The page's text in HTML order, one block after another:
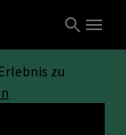
zu